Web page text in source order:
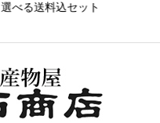
選べる送料込セット